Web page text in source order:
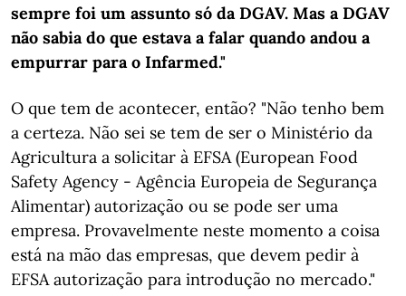
sempre foi um assunto só da DGAV. Mas a DGAV
não sabia do que estava a falar quando andou a
empurrar para o Infarmed."
O que tem de acontecer, então? "Não tenho bem
a certeza. Não sei se tem de ser o Ministério da
Agricultura a solicitar à EFSA (European Food
Safety Agency - Agência Europeia de Segurança
Alimentar) autorização ou se pode ser uma
empresa. Provavelmente neste momento a coisa
está na mão das empresas, que devem pedir à
EFSA autorização para introdução no mercado."